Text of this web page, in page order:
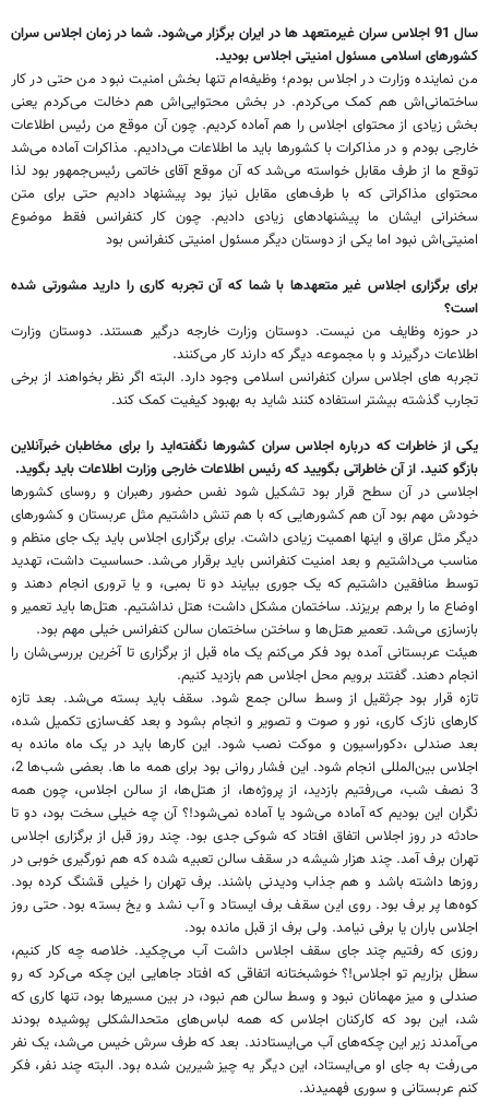
سال 91 اجلاس سران غیرمتعهد ها در ایران برگزار می‌شود. شما در زمان اجلاس سران
کشورهای اسلامی مسئول امنیتی اجلاس بودید.
من نماینده وزارت در اجلاس بودم؛ وظیفه‌ام تنها بخش امنیت نبود من حتی در کار
ساختمانی‌اش هم کمک می‌کردم. در بخش محتوایی‌اش هم دخالت می‌کردم یعنی
بخش زیادی از محتوای اجلاس را هم آماده کردیم. چون آن موقع من رئیس اطلاعات
خارجی بودم و در مذاکرات با کشور‌ها باید ما اطلاعات می‌دادیم. مذاکرات آماده می‌شد
توقع ما از طرف مقابل خواسته می‌شد که آن موقع آقای خاتمی رئیس‌جمهور بود لذا
محتوای مذاکراتی که با طرف‌های مقابل نیاز بود پیشنهاد دادیم حتی برای متن
سخنرانی ایشان ما پیشنهادهای زیادی دادیم. چون کار کنفرانس فقط موضوع
امنیتی‌اش نبود اما یکی از دوستان دیگر مسئول امنیتی کنفرانس بود
برای برگزاری اجلاس غیر متعهد‌ها با شما که آن تجربه کاری را دارید مشورتی شده
است؟
در حوزه وظایف من نیست. دوستان وزارت خارجه درگیر هستند. دوستان وزارت
اطلاعات درگیرند و با مجموعه دیگر که دارند کار می‌کنند.
تجربه های اجلاس سران کنفرانس اسلامی وجود دارد. البته اگر نظر بخواهند از برخی
تجارب گذشته بیشتر استفاده کنند شاید به بهبود کیفیت کمک کند.
یکی از خاطرات که درباره اجلاس سران کشور‌ها نگفته‌اید را برای مخاطبان خبرآنلاین
بازگو کنید. از آن خاطراتی بگویید که رئیس اطلاعات خارجی وزارت اطلاعات باید بگوید.
اجلاسی در آن سطح قرار بود تشکیل شود نفس حضور رهبران و روسای کشور‌ها
خودش مهم بود آن هم کشور‌هایی که با هم تنش داشتیم مثل عربستان و کشور‌های
دیگر مثل عراق و اینها اهمیت زیادی داشت. برای برگزاری اجلاس باید یک جای منظم و
مناسب می‌داشتیم و بعد امنیت کنفرانس باید برقرار می‌شد. حساسیت داشت، تهدید
توسط منافقین داشتیم که یک جوری بیایند دو تا بمبی، و یا تروری انجام دهند و
اوضاع ما را برهم بریزند. ساختمان مشکل داشت؛ هتل نداشتیم. هتل‌ها باید تعمیر و
باز‌سازی می‌شد. تعمیر هتل‌ها و ساختن ساختمان سالن کنفرانس خیلی مهم بود.
هیئت عربستانی آمده بود فکر می‌کنم یک ماه قبل از برگزاری تا آخرین بررسی‌شان را
انجام دهند. گفتند برویم محل اجلاس هم بازدید کنیم.
تازه قرار بود جرثقیل از وسط سالن جمع شود. سقف باید بسته می‌شد. بعد تازه
کارهای نازک کاری، نور و صوت و تصویر و انجام بشود و بعد کف‌سازی تکمیل شده،
بعد صندلی ،دکوراسیون و موکت نصب شود. این کارها باید در یک ماه مانده به
اجلاس بین‌المللی انجام شود. این فشار روانی بود برای همه ما ها. بعضی شب‌ها 2،
3 نصف شب، می‌رفتیم بازدید، از پروژه‌ها، از هتل‌ها، از سالن اجلاس، چون همه
نگران این بودیم که آماده می‌شود یا آماده نمی‌شود!؟ آن چه خیلی سخت بود، دو تا
حادثه در روز اجلاس اتفاق افتاد که شوکی جدی بود. چند روز قبل از برگزاری اجلاس
تهران برف آمد. چند هزار شیشه در سقف سالن تعبیه شده که هم نورگیری خوبی در
روزها داشته باشد و هم جذاب ودیدنی باشند. برف تهران را خیلی قشنگ کرده بود.
کوه‌ها پر برف بود. روی این سقف برف ایستاد و آب نشد و یخ بسته بود. حتی روز
اجلاس باران یا برفی نیامد. ولی برف از قبل مانده بود.
روزی که رفتیم چند جای سقف اجلاس داشت آب می‌چکید. خلاصه چه کار کنیم،
سطل بزاریم تو اجلاس!؟ خوشبختانه اتفاقی که افتاد جاهایی این چکه می‌کرد که رو
صندلی و میز مهمانان نبود و وسط سالن هم نبود، در بین مسیرها بود، تنها کاری که
شد، این بود که کارکنان اجلاس که همه لباس‌های متحدالشکلی پوشیده بودند
می‌آمدند زیر این ‌چکه‌های آب می‌ایستادند. بعد که طرف سرش خیس می‌شد، یک نفر
می‌رفت به جای او می‌ایستاد، این دیگر یه چیز شیرین شده بود. البته چند نفر، فکر
کنم عربستانی و سوری‌ فهمیدند.